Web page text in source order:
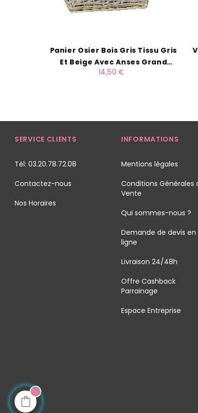
Panier Osier Bois Gris Tissu Gris
Et Beige Avec Anses Grand
Modèle
14,50 €
SERVICE CLIENTS
Tél: 03.20.78.72.08
Contactez-nous
Nos Horaires
INFORMATIONS
Mentions légales
Conditions Générales
Vente
Qui sommes-nous ?
Demande de devis en
ligne
Livraison 24/48h
Offre Cashback
Parrainage
Espace Entreprise